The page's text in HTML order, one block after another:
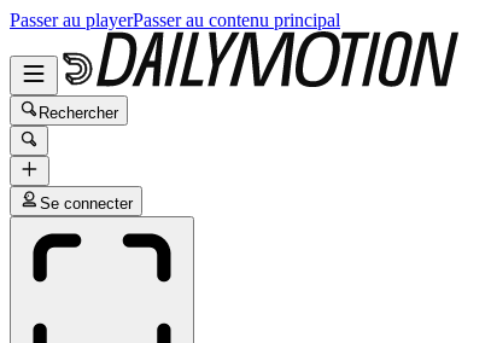
Passer au playerPasser au contenu principal
Rechercher
Se connecter